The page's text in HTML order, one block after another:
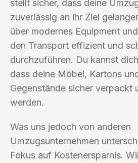
stellt sicher, dass deine
zuverlässig an ihr Ziel
über modernes Equipment
den Transport effizient und
durchzuführen. Du kannst
dass deine Möbel, Kartons
Gegenstände sicher verpackt
werden.
Was uns jedoch von anderen
Umzugsunternehmen
Fokus auf Kostenersparnis.